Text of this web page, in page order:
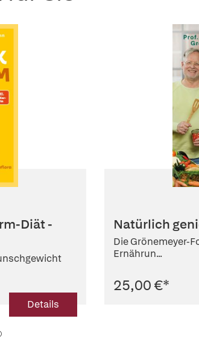
Diät -
Details
Natürlich
Die Grönemeyer-
Ernährun...
25,00 €*